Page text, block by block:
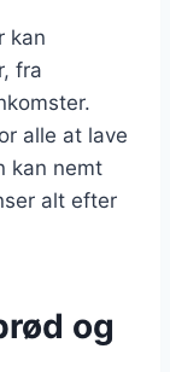
kan
fra
alle at lave
kan nemt
alt efter
og